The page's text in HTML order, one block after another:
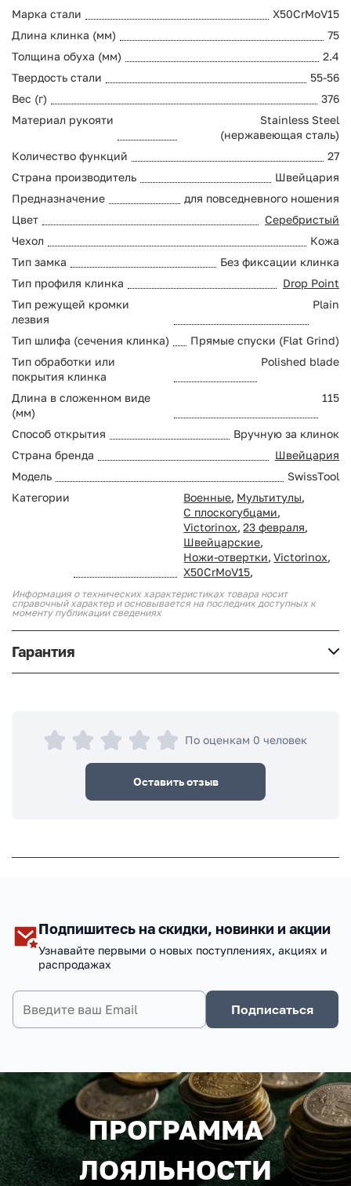
Марка стали
X50CrMoV15
Длина клинка (мм)
75
Толщина обуха (мм)
2.4
Твердость стали
55-56
Вес (г)
376
Материал рукояти
Stainless Steel
(нержавеющая сталь)
Количество функций
27
Страна производитель
Швейцария
Предназначение
для повседневного ношения
Цвет
Серебристый
Чехол
Кожа
Тип замка
Без фиксации клинка
Тип профиля клинка
Drop Point
Тип режущей кромки
лезвия
Plain
Тип шлифа (сечения клинка)
Прямые спуски (Flat Grind)
Тип обработки или
покрытия клинка
Polished blade
Длина в сложенном виде
(мм)
115
Способ открытия
Вручную за клинок
Страна бренда
Швейцария
Модель
SwissTool
Категории
Военные, Мультитулы,
С плоскогубцами,
Victorinox, 23 февраля,
Швейцарские,
Ножи-отвертки, Victorinox,
Х50CrMoV15,
Информация о технических характеристиках товара носит
справочный характер и основывается на последних доступных к
моменту публикации сведениях
Гарантия
По оценкам 0 человек
Оставить отзыв
Подпишитесь на скидки, новинки и акции
Узнавайте первыми о новых поступлениях, акциях и
распродажах
Подписаться
ПРОГРАММА
ЛОЯЛЬНОСТИ